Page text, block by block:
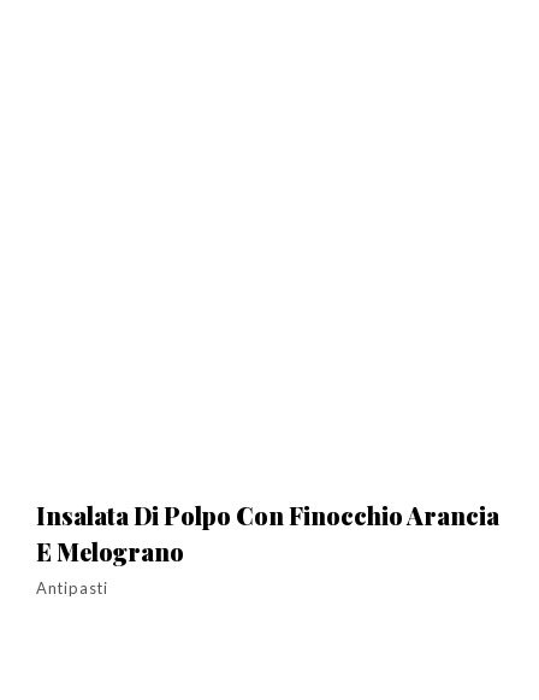
Insalata Di Polpo Con Finocchio Arancia
E Melograno
Antipasti